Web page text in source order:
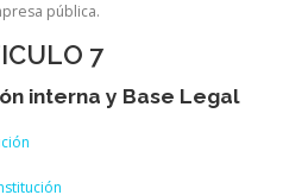
SERVICIOS
pública.
7
interna y Base Legal